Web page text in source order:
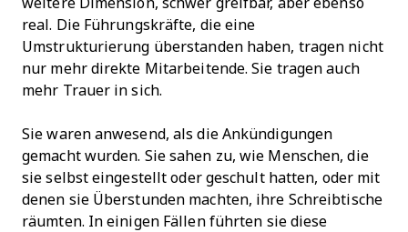
weitere Dimension, schwer greifbar, aber ebenso
real. Die Führungskräfte, die eine
Umstrukturierung überstanden haben, tragen nicht
nur mehr direkte Mitarbeitende. Sie tragen auch
mehr Trauer in sich.
Sie waren anwesend, als die Ankündigungen
gemacht wurden. Sie sahen zu, wie Menschen, die
sie selbst eingestellt oder geschult hatten, oder mit
denen sie Überstunden machten, ihre Schreibtische
räumten. In einigen Fällen führten sie diese